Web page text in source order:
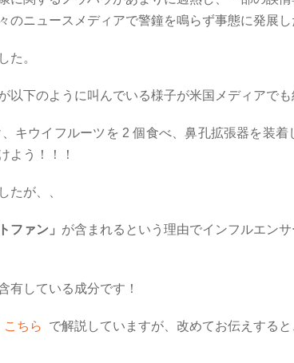
ニュースメディアで警鐘を鳴らず事態に発展し
た。
下のように叫んでいる様子が米国メディアでも
キウイフルーツを 2個食べ、鼻孔拡張器を装着
よう！！！
たが、、
ファン」 が含まれるという理由でインフルエン
有している成分です！
こちら で解説していますが、改めてお伝えすると